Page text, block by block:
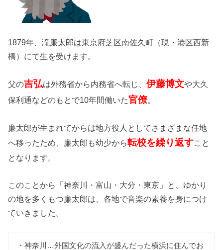
1879年、滝廉太郎は東京府芝区南佐久町（現・港区西新
橋）にて生を受けます。
父の吉弘は外務省から内務省へ転じ、伊藤博文や大久
保利通などのもとで10年間働いた官僚。
廉太郎が生まれてからは地方役人としてさまざまな任地
へ移ったため、廉太郎も幼少から転校を繰り返すこと
となります。
このことから「神奈川・富山・大分・東京」と、ゆかり
の地を多くもつ廉太郎は、各地で音楽の素養を身につけ
ていきました。
・神奈川…外国文化の流入が盛んだった横浜に住んでお